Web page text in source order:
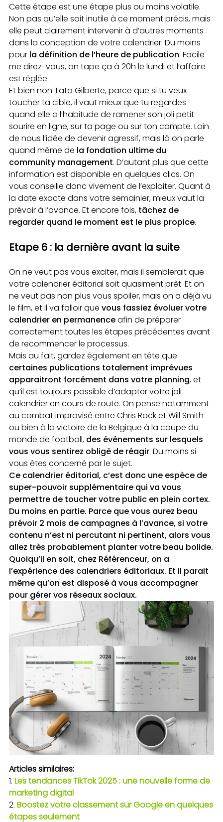
Cette étape est une étape plus ou moins volatile.
Non pas qu’elle soit inutile à ce moment précis, mais
elle peut clairement intervenir à d’autres moments
dans la conception de votre calendrier. Du moins
pour la définition de l’heure de publication. Facile
me direz-vous, on tape ça à 20h le lundi et l’affaire
est réglée.
Et bien non Tata Gilberte, parce que si tu veux
toucher ta cible, il vaut mieux que tu regardes
quand elle a l’habitude de ramener son joli petit
sourire en ligne, sur ta page ou sur ton compte. Loin
de nous l’idée de devenir agressif, mais là on parle
quand même de la fondation ultime du
community management. D’autant plus que cette
information est disponible en quelques clics. On
vous conseille donc vivement de l’exploiter. Quant à
la date exacte dans votre semainier, mieux vaut la
prévoir à l’avance. Et encore fois, tâchez de
regarder quand le moment est le plus propice.
Etape 6 : la dernière avant la suite
On ne veut pas vous exciter, mais il semblerait que
votre calendrier éditorial soit quasiment prêt. Et on
ne veut pas non plus vous spoiler, mais on a déjà vu
le film, et il va falloir que vous fassiez évoluer votre
calendrier en permanenceafin de préparer
correctement toutes les étapes précédentes avant
de recommencer le processus.
Mais au fait, gardez également en tête que
certaines publications totalement imprévues
apparaitront forcément dans votre planning, et
qu’il est toujours possible d’adapter votre joli
calendrier en cours de route. On pense notamment
au combat improvisé entre Chris Rock et Will Smith
ou bien à la victoire de la Belgique à la coupe du
monde de football, des événements sur lesquels
vous vous sentirez obligé de réagir. Du moins si
vous êtes concerné par le sujet.
Ce calendrier éditorial, c’est donc une espèce de
super-pouvoir supplémentaire qui va vous
permettre de toucher votre public en plein cortex.
Du moins en partie. Parce que vous aurez beau
prévoir 2 mois de campagnes à l’avance, si votre
contenu n’est ni percutant ni pertinent, alors vous
allez très probablement planter votre beau bolide.
Quoiqu’il en soit, chez Référenceur, on a
l’expérience des calendriers éditoriaux. Et il parait
même qu’on est disposé à vous accompagner
pour gérer vos réseaux sociaux.
Articles similaires:
Les tendances TikTok 2025 : une nouvelle forme de
marketing digital
Boostez votre classement sur Google en quelques
étapes seulement